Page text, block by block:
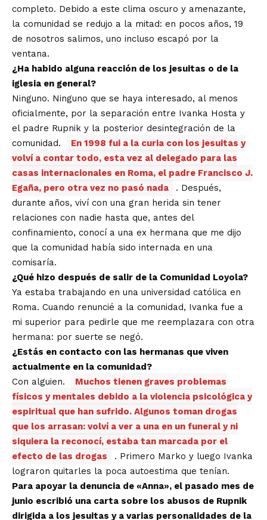
completo. Debido a este clima oscuro y amenazante,
la comunidad se redujo a la mitad: en pocos años, 19
de nosotros salimos, uno incluso escapó por la
ventana.
¿Ha habido alguna reacción de los jesuitas o de la
iglesia en general?
Ninguno. Ninguno que se haya interesado, al menos
oficialmente, por la separación entre Ivanka Hosta y
el padre Rupnik y la posterior desintegración de la
comunidad.
En 1998 fui a la curia con los jesuitas y
volví a contar todo, esta vez al delegado para las
casas internacionales en Roma, el padre Francisco J.
Egaña, pero otra vez no pasó nada
. Después,
durante años, viví con una gran herida sin tener
relaciones con nadie hasta que, antes del
confinamiento, conocí a una ex hermana que me dijo
que la comunidad había sido internada en una
comisaría.
¿Qué hizo después de salir de la Comunidad Loyola?
Ya estaba trabajando en una universidad católica en
Roma. Cuando renuncié a la comunidad, Ivanka fue a
mi superior para pedirle que me reemplazara con otra
hermana: por suerte se negó.
¿Estás en contacto con las hermanas que viven
actualmente en la comunidad?
Con alguien.
Muchos tienen graves problemas
físicos y mentales debido a la violencia psicológica y
espiritual que han sufrido. Algunos toman drogas
que los arrasan: volví a ver a una en un funeral y ni
siquiera la reconocí, estaba tan marcada por el
efecto de las drogas
. Primero Marko y luego Ivanka
lograron quitarles la poca autoestima que tenían.
Para apoyar la denuncia de «Anna», el pasado mes de
junio escribió una carta sobre los abusos de Rupnik
dirigida a los jesuitas y a varias personalidades de la